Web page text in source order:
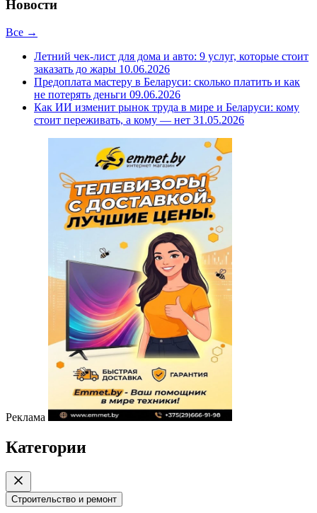
Новости
Все →
Летний чек-лист для дома и авто: 9 услуг, которые стоит
заказать до жары 10.06.2026
Предоплата мастеру в Беларуси: сколько платить и как
не потерять деньги 09.06.2026
Как ИИ изменит рынок труда в мире и Беларуси: кому
стоит переживать, а кому — нет 31.05.2026
Реклама
Категории
Строительство и ремонт